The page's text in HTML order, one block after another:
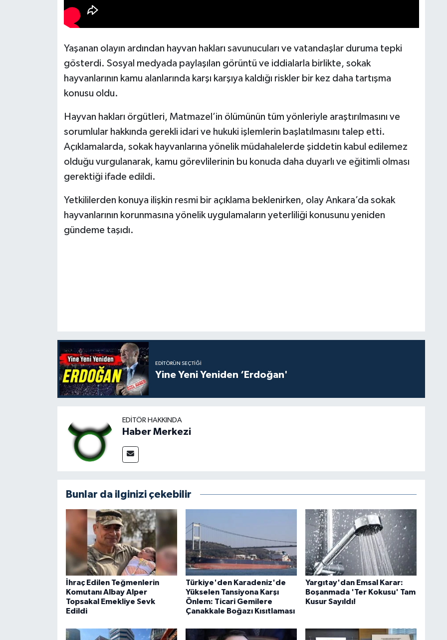
Yaşanan olayın ardından hayvan hakları savunucuları ve vatandaşlar duruma tepki
gösterdi. Sosyal medyada paylaşılan görüntü ve iddialarla birlikte, sokak
hayvanlarının kamu alanlarında karşı karşıya kaldığı riskler bir kez daha tartışma
konusu oldu.
Hayvan hakları örgütleri, Matmazel’in ölümünün tüm yönleriyle araştırılmasını ve
sorumlular hakkında gerekli idari ve hukuki işlemlerin başlatılmasını talep etti.
Açıklamalarda, sokak hayvanlarına yönelik müdahalelerde şiddetin kabul edilemez
olduğu vurgulanarak, kamu görevlilerinin bu konuda daha duyarlı ve eğitimli olması
gerektiği ifade edildi.
Yetkililerden konuya ilişkin resmi bir açıklama beklenirken, olay Ankara’da sokak
hayvanlarının korunmasına yönelik uygulamaların yeterliliği konusunu yeniden
gündeme taşıdı.
EDITÖRÜN SEÇTIĞI
Yine Yeni Yeniden ‘Erdoğan'
EDITÖR HAKKINDA
Haber Merkezi
Bunlar da ilginizi çekebilir
İhraç Edilen Teğmenlerin
Komutanı Albay Alper
Topsakal Emekliye Sevk
Edildi
Türkiye'den Karadeniz'de
Yükselen Tansiyona Karşı
Önlem: Ticari Gemilere
Çanakkale Boğazı Kısıtlaması
Yargıtay'dan Emsal Karar:
Boşanmada 'Ter Kokusu' Tam
Kusur Sayıldı!